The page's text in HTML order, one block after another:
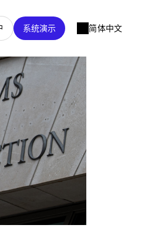
系统演示 简体中文